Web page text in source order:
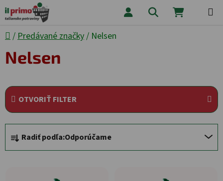
Prejsť na obsah Hľadať
Domov
/ Predávané značky/ Nelsen
Nelsen
OTVORIŤ FILTER
Radenie produktov
Radiť podľa:Odporúčame